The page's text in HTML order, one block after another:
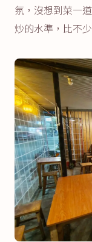
氛，沒想到菜一
炒的水準，比不